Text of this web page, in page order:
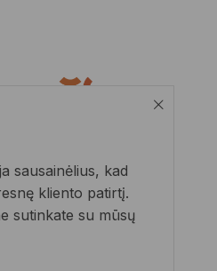
sausainėlius, kad
kliento patirtį.
sutinkate su mūsų